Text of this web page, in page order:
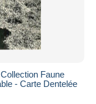
Faune
- Carte Dentelée